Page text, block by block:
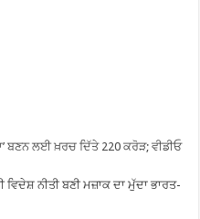
ਬਣਨ ਲਈ ਖ਼ਰਚ ਦਿੱਤੇ 220 ਕਰੋੜ; ਵੀਡੀਓ
ਨੀਤੀ ਬਣੀ ਮਜ਼ਾਕ ਦਾ ਮੁੱਦਾ ਭਾਰਤ-